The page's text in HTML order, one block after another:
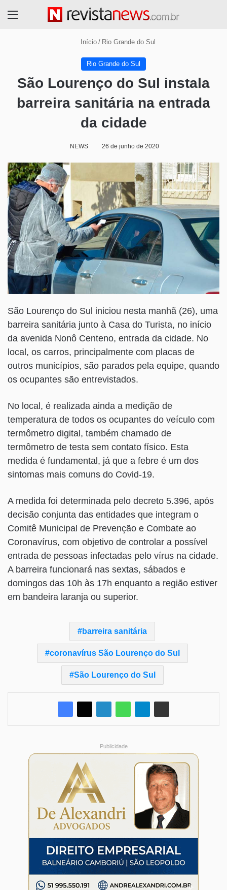
Início / Rio Grande do Sul
Rio Grande do Sul
São Lourenço do Sul instala
barreira sanitária na entrada
da cidade
NEWS 26 de junho de 2020
São Lourenço do Sul iniciou nesta manhã (26), uma
barreira sanitária junto à Casa do Turista, no início
da avenida Nonô Centeno, entrada da cidade. No
local, os carros, principalmente com placas de
outros municípios, são parados pela equipe, quando
os ocupantes são entrevistados.
No local, é realizada ainda a medição de
temperatura de todos os ocupantes do veículo com
termômetro digital, também chamado de
termômetro de testa sem contato físico. Esta
medida é fundamental, já que a febre é um dos
sintomas mais comuns do Covid-19.
A medida foi determinada pelo decreto 5.396, após
decisão conjunta das entidades que integram o
Comitê Municipal de Prevenção e Combate ao
Coronavírus, com objetivo de controlar a possível
entrada de pessoas infectadas pelo vírus na cidade.
A barreira funcionará nas sextas, sábados e
domingos das 10h às 17h enquanto a região estiver
em bandeira laranja ou superior.
barreira sanitária
coronavírus São Lourenço do Sul
São Lourenço do Sul
Publicidade